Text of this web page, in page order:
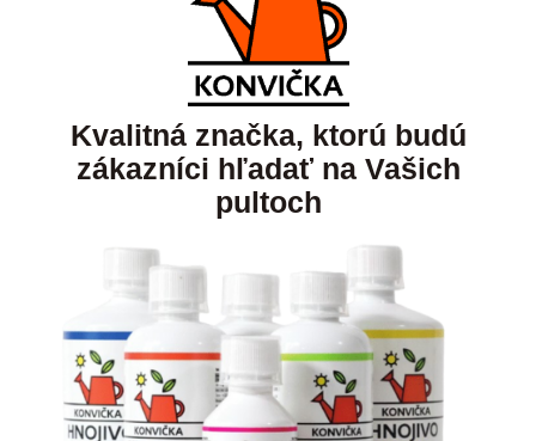
Kvalitná značka, ktorú budú
zákazníci hľadať na Vašich
pultoch